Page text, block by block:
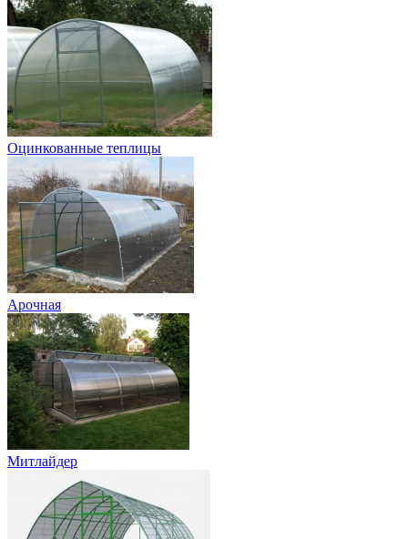
Оцинкованные теплицы
Арочная
Митлайдер